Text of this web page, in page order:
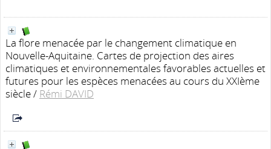
La flore menacée par le changement climatique en
Nouvelle-Aquitaine. Cartes de projection des aires
climatiques et environnementales favorables actuelles et
futures pour les espèces menacées au cours du XXIème
siècle/ Rémi DAVID